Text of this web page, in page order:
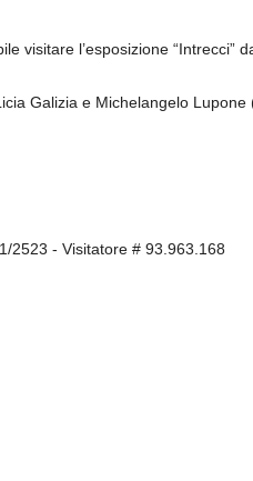
l’esposizione “Intrecci”
Galizia e Michelangelo
2523 - Visitatore # 93.963.168